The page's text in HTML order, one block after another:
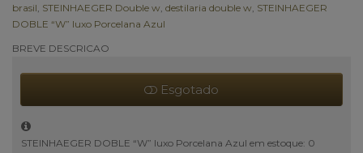
brasil STEINHAEGER Double w destilaria double w STEINHAEGER
DOBLE “W” luxo Porcelana Azul
BREVE DESCRICAO
Esgotado
STEINHAEGER DOBLE “W” luxo Porcelana Azul em estoque: 0